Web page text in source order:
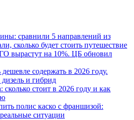
сравнили 5 направлений из
сколько будет стоить путешествие
вырастут на 10%. ЦБ обновил
содержать в 2026 году.
и гибрид
стоит в 2026 году и как
полис каско с франшизой:
ситуации